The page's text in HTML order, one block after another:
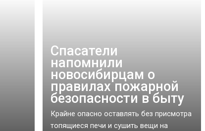
Спасатели
напомнили
новосибирцам о
правилах пожарной
безопасности в быту
Крайне опасно оставлять без присмотра
топящиеся печи и сушить вещи на